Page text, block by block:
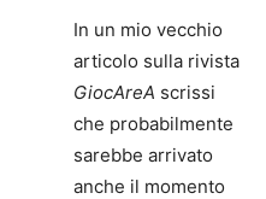
In un mio vecchio
articolo sulla rivista
GiocAreA scrissi
che probabilmente
sarebbe arrivato
anche il momento